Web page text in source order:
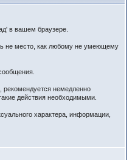
в вашем браузере.
не место, как любому не умеющему
рекомендуется немедленно
действия необходимыми.
характера, информации,